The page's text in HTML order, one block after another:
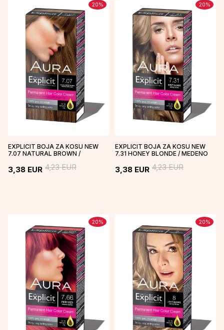
20%
EXPLICIT BOJA ZA KOSU NEW
7.07 NATURAL BROWN /
3,38 EUR 4,23EUR
20%
EXPLICIT BOJA ZA KOSU NEW
7.31 HONEY BLONDE / MEDENO
3,38 EUR 4,23EUR
20% 20%